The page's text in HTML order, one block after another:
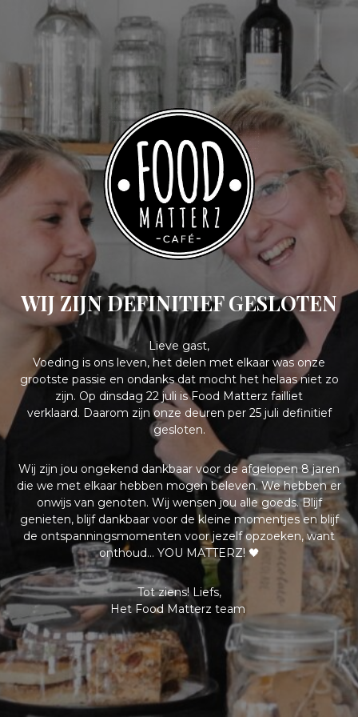
WIJ ZIJN DEFINITIEF GESLOTEN
Lieve gast,
Voeding is ons leven, het delen met elkaar was onze
grootste passie en ondanks dat mocht het helaas niet zo
zijn. Op dinsdag 22 juli is Food Matterz failliet
verklaard. Daarom zijn onze deuren per 25 juli definitief
gesloten.
Wij zijn jou ongekend dankbaar voor de afgelopen 8 jaren
die we met elkaar hebben mogen beleven. We hebben er
onwijs van genoten. Wij wensen jou alle goeds. Blijf
genieten, blijf dankbaar voor de kleine momentjes en blijf
de ontspanningsmomenten voor jezelf opzoeken, want
onthoud… YOU MATTERZ! 🖤
Tot ziens! Liefs,
Het Food Matterz team